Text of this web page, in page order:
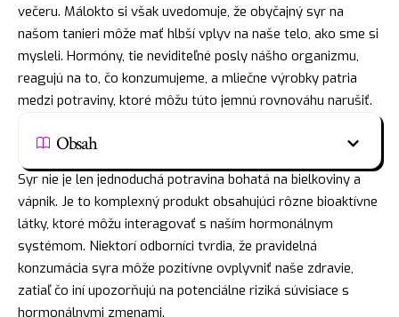
večeru. Málokto si však uvedomuje, že obyčajný syr na
našom tanieri môže mať hlbší vplyv na naše telo, ako sme si
mysleli. Hormóny, tie neviditeľné posly nášho organizmu,
reagujú na to, čo konzumujeme, a mliečne výrobky patria
medzi potraviny, ktoré môžu túto jemnú rovnováhu narušiť.
Obsah
Syr nie je len jednoduchá potravina bohatá na bielkoviny a
vápnik. Je to komplexný produkt obsahujúci rôzne bioaktívne
látky, ktoré môžu interagovať s naším hormonálnym
systémom. Niektorí odborníci tvrdia, že pravidelná
konzumácia syra môže pozitívne ovplyvniť naše zdravie,
zatiaľ čo iní upozorňujú na potenciálne riziká súvisiace s
hormonálnymi zmenami.